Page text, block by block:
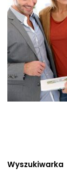
Wyszukiwarka